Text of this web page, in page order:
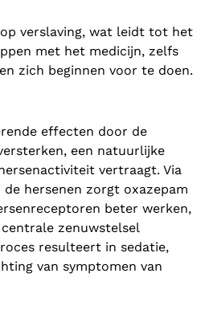
verslaving, wat leidt tot het
met het medicijn, zelfs
zich beginnen voor te doen.
effecten door de
een natuurlijke
vertraagt. Via
de hersenen zorgt oxazepam
beter werken,
zenuwstelsel
resulteert in sedatie,
van symptomen van